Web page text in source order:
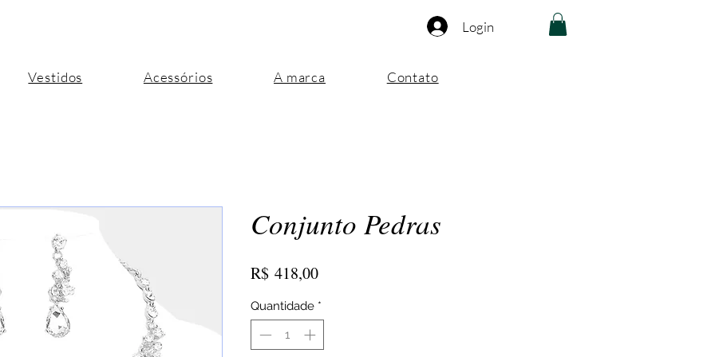
Login
Vestidos Acessórios A marca Contato
Conjunto Pedras
R$ 418,00Preço
Quantidade *